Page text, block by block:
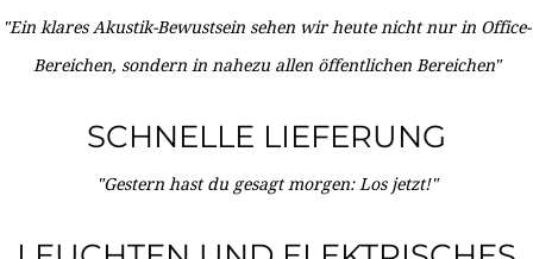
"Ein klares Akustik-Bewustsein sehen wir heute nicht nur in Office-
Bereichen, sondern in nahezu allen öffentlichen Bereichen"
SCHNELLE LIEFERUNG
"Gestern hast du gesagt morgen: Los jetzt!"